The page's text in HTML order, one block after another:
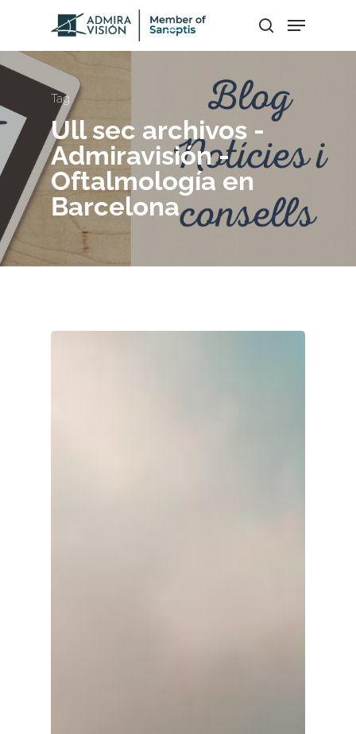
Hit enter to search or ESC to close
Tag
Ull sec archivos -
Admiravisión -
Oftalmología en
Barcelona